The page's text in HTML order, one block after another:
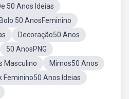
50 Anos Ideias
Bolo 50 AnosFeminino
Decoração50 Anos
50 AnosPNG
Masculino
Mimos50 Anos
Feminino50 Anos Ideias